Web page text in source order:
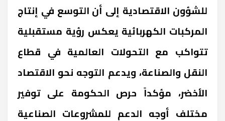
للشؤون الاقتصادية إلى أن التوسع في إنتاج
المركبات الكهربائية يعكس رؤية مستقبلية
تتواكب مع التحولات العالمية في قطاع
النقل والصناعة، ويدعم التوجه نحو الاقتصاد
الأخضر، مؤكداً حرص الحكومة على توفير
مختلف أوجه الدعم للمشروعات الصناعية